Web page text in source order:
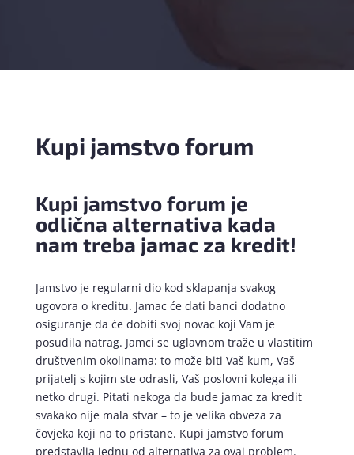
Kupi jamstvo forum
Kupi jamstvo forum je
odlična alternativa kada
nam treba jamac za kredit!
Jamstvo je regularni dio kod sklapanja svakog
ugovora o kreditu. Jamac će dati banci dodatno
osiguranje da će dobiti svoj novac koji Vam je
posudila natrag. Jamci se uglavnom traže u vlastitim
društvenim okolinama: to može biti Vaš kum, Vaš
prijatelj s kojim ste odrasli, Vaš poslovni kolega ili
netko drugi. Pitati nekoga da bude jamac za kredit
svakako nije mala stvar – to je velika obveza za
čovjeka koji na to pristane. Kupi jamstvo forum
predstavlja jednu od alternativa za ovaj problem.